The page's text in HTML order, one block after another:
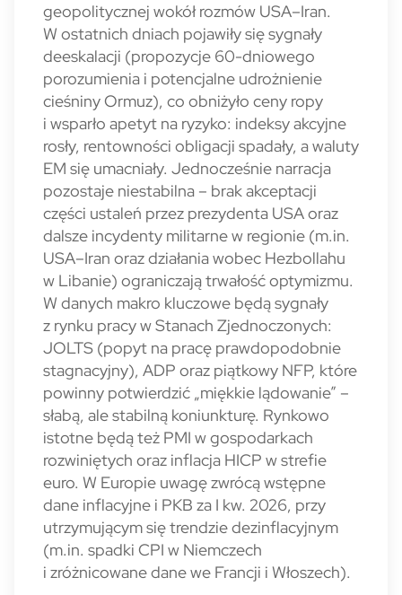
geopolitycznej wokół rozmów USA–Iran.
W ostatnich dniach pojawiły się sygnały
deeskalacji (propozycje 60-dniowego
porozumienia i potencjalne udrożnienie
cieśniny Ormuz), co obniżyło ceny ropy
i wsparło apetyt na ryzyko: indeksy akcyjne
rosły, rentowności obligacji spadały, a waluty
EM się umacniały. Jednocześnie narracja
pozostaje niestabilna – brak akceptacji
części ustaleń przez prezydenta USA oraz
dalsze incydenty militarne w regionie (m.in.
USA–Iran oraz działania wobec Hezbollahu
w Libanie) ograniczają trwałość optymizmu.
W danych makro kluczowe będą sygnały
z rynku pracy w Stanach Zjednoczonych:
JOLTS (popyt na pracę prawdopodobnie
stagnacyjny), ADP oraz piątkowy NFP, które
powinny potwierdzić „miękkie lądowanie” –
słabą, ale stabilną koniunkturę. Rynkowo
istotne będą też PMI w gospodarkach
rozwiniętych oraz inflacja HICP w strefie
euro. W Europie uwagę zwrócą wstępne
dane inflacyjne i PKB za I kw. 2026, przy
utrzymującym się trendzie dezinflacyjnym
(m.in. spadki CPI w Niemczech
i zróżnicowane dane we Francji i Włoszech).